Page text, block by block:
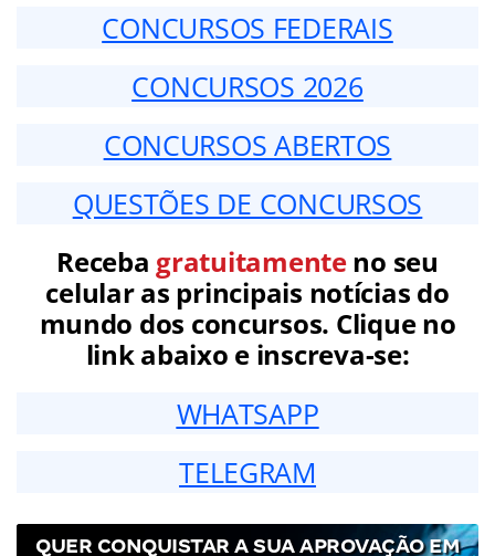
CONCURSOS FEDERAIS
CONCURSOS 2026
CONCURSOS ABERTOS
QUESTÕES DE CONCURSOS
Receba gratuitamenteno seu
celular as principais notícias do
mundo dos concursos. Clique no
link abaixo e inscreva-se:
WHATSAPP
TELEGRAM
QUER CONQUISTAR A SUA APROVAÇÃO EM